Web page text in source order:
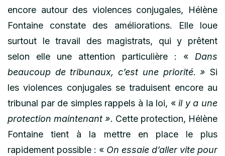
encore autour des violences conjugales, Hélène
Fontaine constate des améliorations. Elle loue
surtout le travail des magistrats, qui y prêtent
selon elle une attention particulière : « Dans
beaucoup de tribunaux, c’est une priorité. » Si
les violences conjugales se traduisent encore au
tribunal par de simples rappels à la loi, «il y a une
protection maintenant ». Cette protection, Hélène
Fontaine tient à la mettre en place le plus
rapidement possible : « On essaie d’aller vite pour